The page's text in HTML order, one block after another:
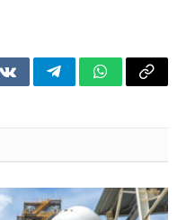
VKontakteTelegramWhatsApp
Copy